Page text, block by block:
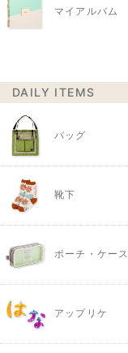
マイアルバム
DAILY ITEMS
バッグ
靴下
ポーチ・ケース
アップリケ